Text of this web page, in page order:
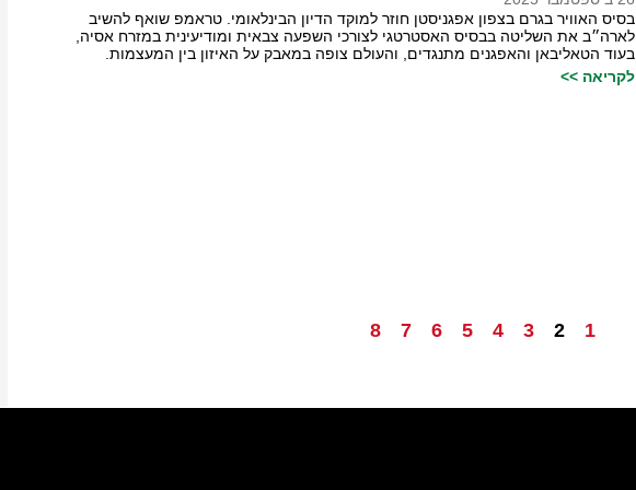
בסיס האוויר בגרם בצפון אפגניסטן חוזר למוקד הדיון הבינלאומי. טראמפ שואף להשיב
לארה״ב את השליטה בבסיס האסטרטגי לצורכי השפעה צבאית ומודיעינית במזרח אסיה,
בעוד הטאליבאן והאפגנים מתנגדים, והעולם צופה במאבק על האיזון בין המעצמות.
לקריאה >>
1
2
3
4
5
6
7
8